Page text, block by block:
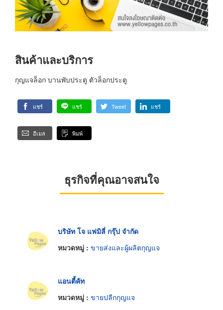
สินค้าและบริการ
กุญแจล็อก บานพับประตู ตัวล็อกประตู
แชร์ แชร์ Tweet แชร์
อีเมล พิมพ์
ธุรกิจที่คุณอาจสนใจ
บริษัท โจ แฟมิลี่ กรุ๊ป จำกัด
หมวดหมู่ : ขายส่งและผู้ผลิตกุญแจ
แอนตี้คัท
หมวดหมู่ : ขายปลีกกุญแจ